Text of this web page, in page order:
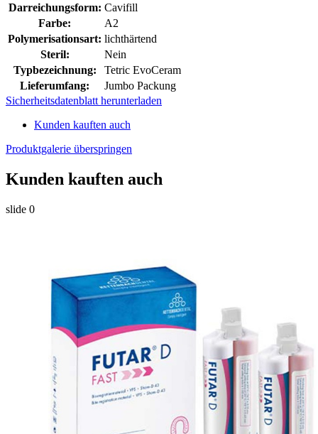
Darreichungsform: Cavifill
Farbe:
A2
Polymerisationsart: lichthärtend
Steril:
Nein
Typbezeichnung:
Tetric EvoCeram
Lieferumfang:
Jumbo Packung
Sicherheitsdatenblatt herunterladen
Kunden kauften auch
Produktgalerie überspringen
Kunden kauften auch
slide 0